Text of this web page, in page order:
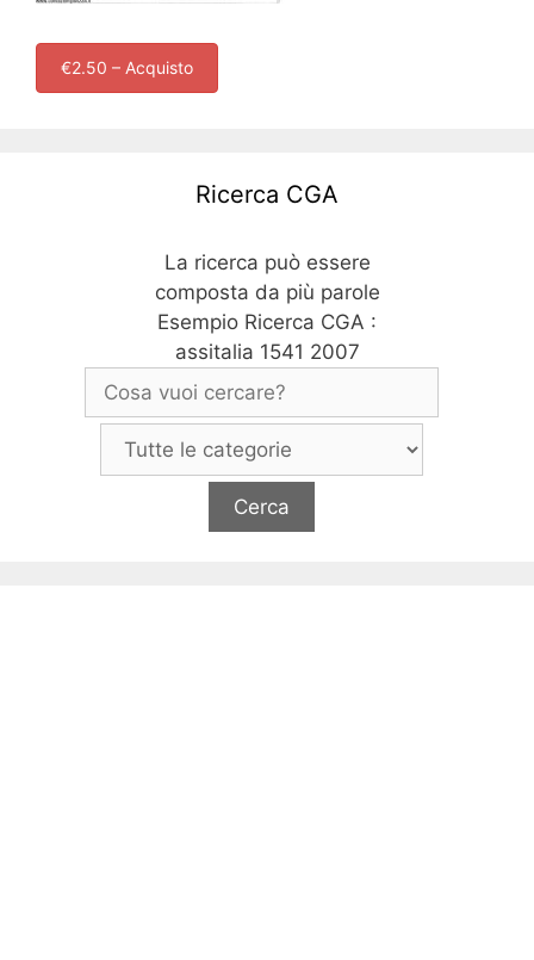
€2.50 – Acquisto
Ricerca CGA
La ricerca può essere
composta da più parole
Esempio Ricerca CGA :
assitalia 1541 2007